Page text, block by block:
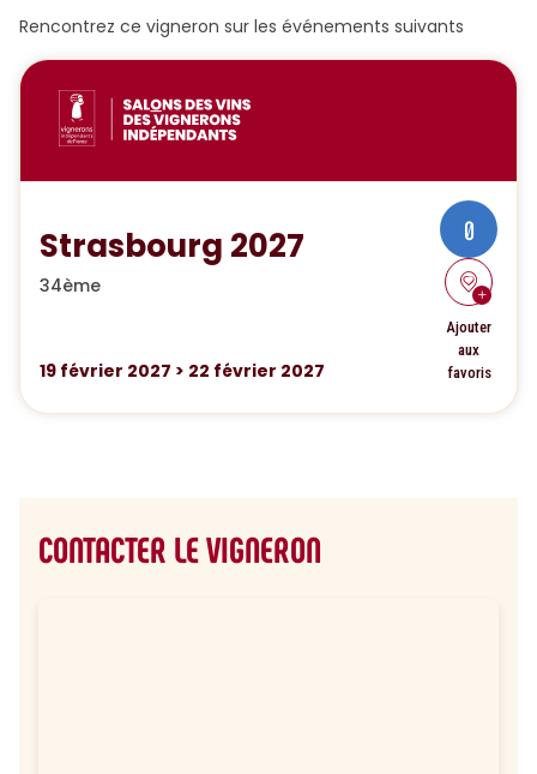
Rencontrez ce vigneron sur les événements suivants
Strasbourg 2027
34ème
19 février 2027 > 22 février 2027
0
Ajouter
aux
favoris
CONTACTER LE VIGNERON